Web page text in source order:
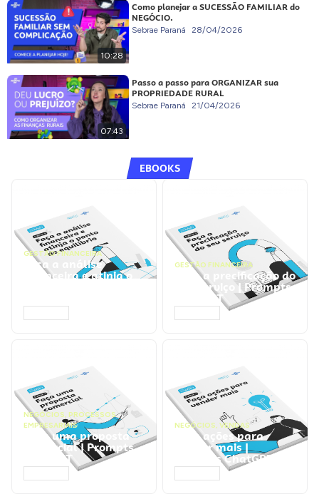
10:28
Como planejar a SUCESSÃO FAMILIAR do
NEGÓCIO.
Sebrae Paraná 28/04/2026
07:43
Passo a passo para ORGANIZAR sua
PROPRIEDADE RURAL
Sebrae Paraná 21/04/2026
EBOOKS
GESTÃO FINANCEIRA
Faça a análise
financeira e atinja o
GESTÃO FINANCEIRA
Faça a precificação do
seu serviço | Prompts
ChatGPT
NEGÓCIOS, PROCESSOS
EMPRESARIAIS
Faça uma proposta
comercial | Prompts
ChatGPT
NEGÓCIOS, VENDAS
Faça ações para
vender mais |
Prompts ChatGPT